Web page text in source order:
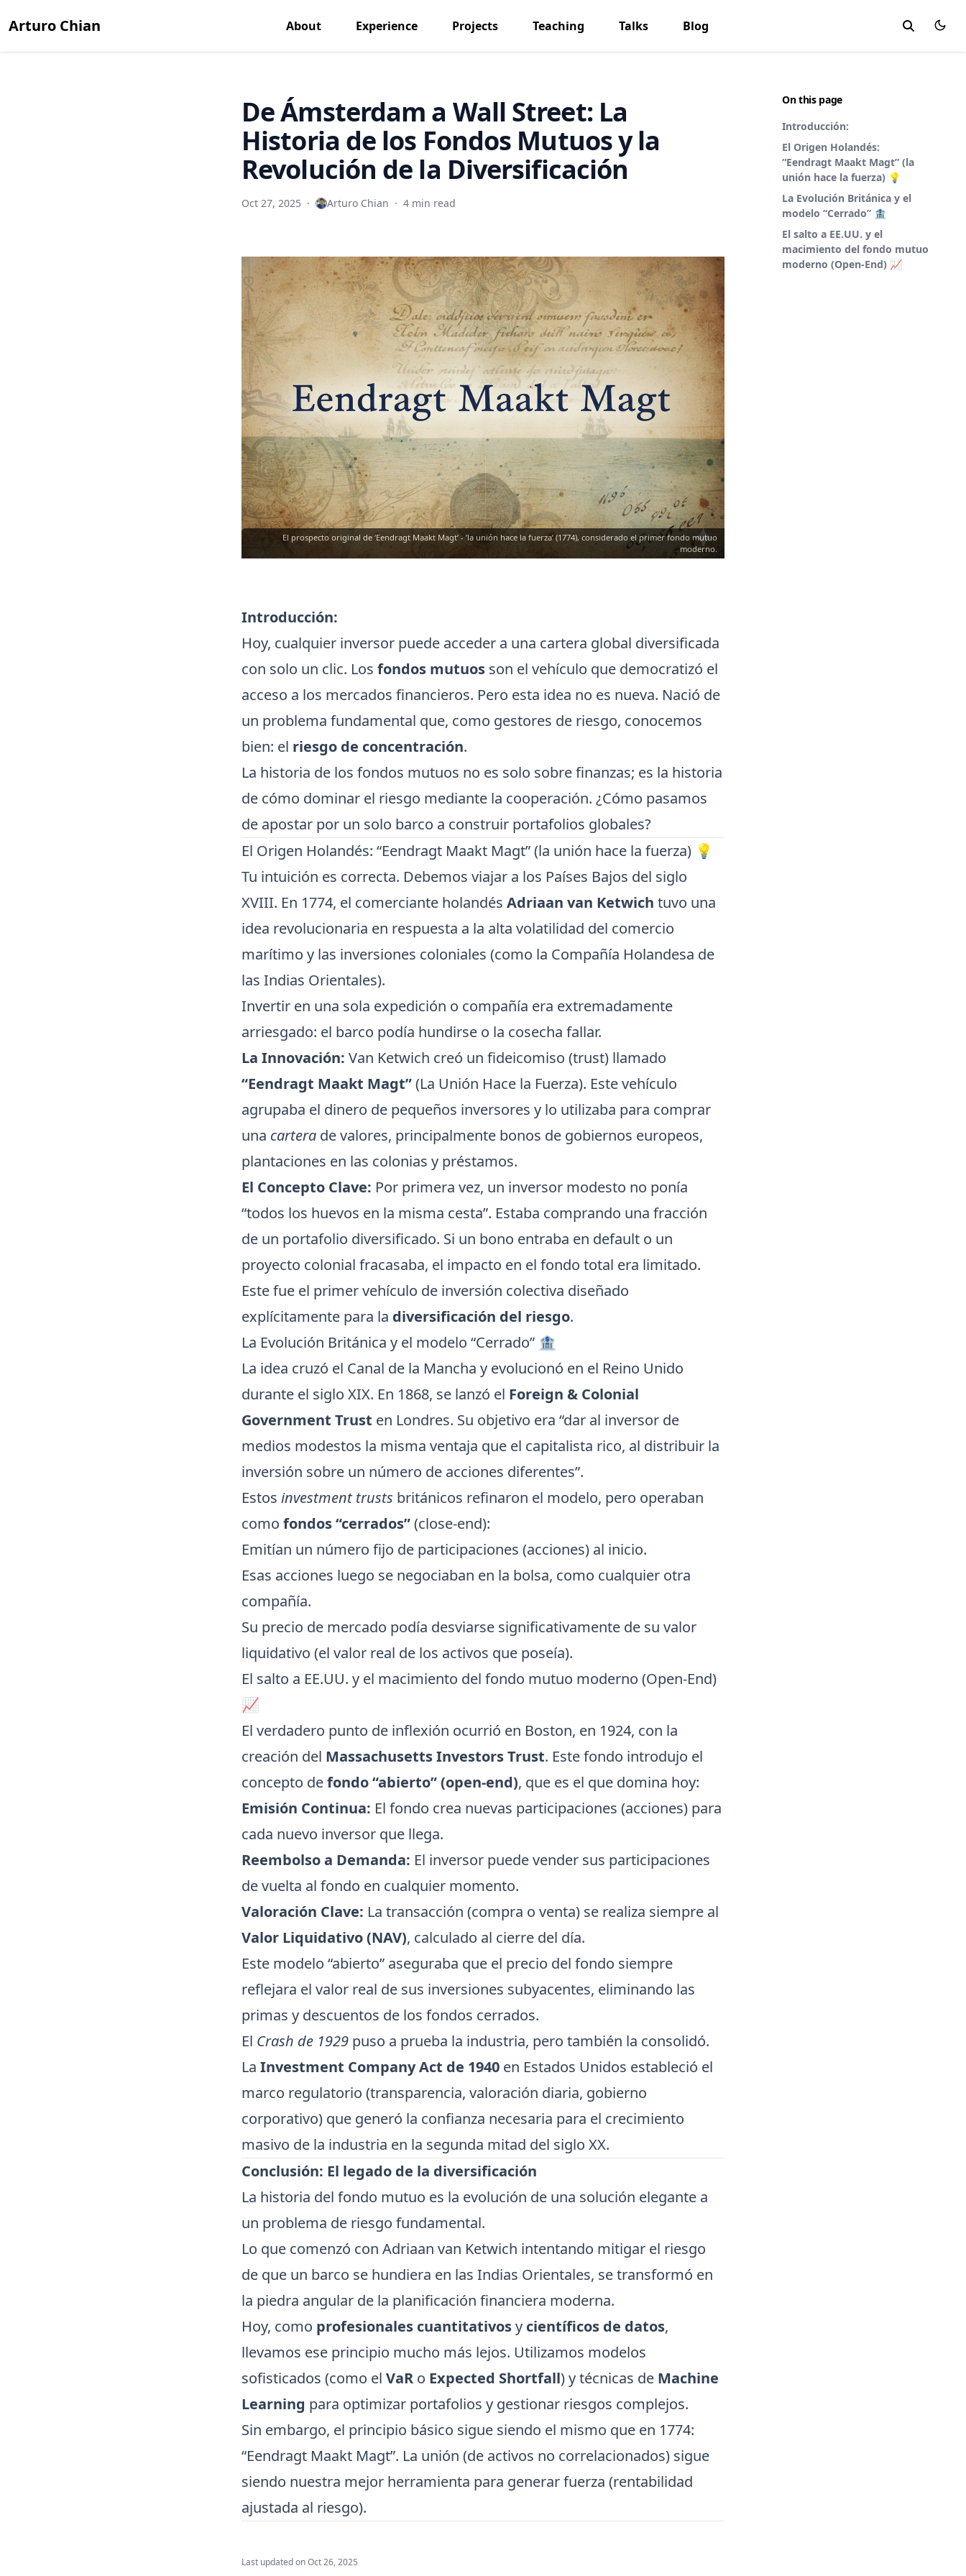
Arturo Chian About Experience Projects Teaching Talks Blog
On this page
Introducción:
El Origen Holandés:
“Eendragt Maakt Magt” (la
unión hace la fuerza) 💡
La Evolución Británica y el
modelo “Cerrado” 🏦
El salto a EE.UU. y el
macimiento del fondo mutuo
moderno (Open-End) 📈
De Ámsterdam a Wall Street: La
Historia de los Fondos Mutuos y la
Revolución de la Diversificación
Oct 27, 2025 · Arturo Chian · 4 min read
El prospecto original de ‘Eendragt Maakt Magt’ - ’la unión hace la fuerza’ (1774), considerado el primer fondo mutuo
moderno.
Introducción:
Hoy, cualquier inversor puede acceder a una cartera global diversificada
con solo un clic. Los fondos mutuos son el vehículo que democratizó el
acceso a los mercados financieros. Pero esta idea no es nueva. Nació de
un problema fundamental que, como gestores de riesgo, conocemos
bien: el riesgo de concentración.
La historia de los fondos mutuos no es solo sobre finanzas; es la historia
de cómo dominar el riesgo mediante la cooperación. ¿Cómo pasamos
de apostar por un solo barco a construir portafolios globales?
El Origen Holandés: “Eendragt Maakt Magt” (la unión hace la fuerza) 💡
Tu intuición es correcta. Debemos viajar a los Países Bajos del siglo
XVIII. En 1774, el comerciante holandés Adriaan van Ketwich tuvo una
idea revolucionaria en respuesta a la alta volatilidad del comercio
marítimo y las inversiones coloniales (como la Compañía Holandesa de
las Indias Orientales).
Invertir en una sola expedición o compañía era extremadamente
arriesgado: el barco podía hundirse o la cosecha fallar.
La Innovación: Van Ketwich creó un fideicomiso (trust) llamado
“Eendragt Maakt Magt”(La Unión Hace la Fuerza). Este vehículo
agrupaba el dinero de pequeños inversores y lo utilizaba para comprar
una cartera de valores, principalmente bonos de gobiernos europeos,
plantaciones en las colonias y préstamos.
El Concepto Clave: Por primera vez, un inversor modesto no ponía
“todos los huevos en la misma cesta”. Estaba comprando una fracción
de un portafolio diversificado. Si un bono entraba en default o un
proyecto colonial fracasaba, el impacto en el fondo total era limitado.
Este fue el primer vehículo de inversión colectiva diseñado
explícitamente para la diversificación del riesgo.
La Evolución Británica y el modelo “Cerrado” 🏦
La idea cruzó el Canal de la Mancha y evolucionó en el Reino Unido
durante el siglo XIX. En 1868, se lanzó el Foreign & Colonial
Government Trust en Londres. Su objetivo era “dar al inversor de
medios modestos la misma ventaja que el capitalista rico, al distribuir la
inversión sobre un número de acciones diferentes”.
Estos investment trusts británicos refinaron el modelo, pero operaban
como fondos “cerrados”(close-end):
Emitían un número fijo de participaciones (acciones) al inicio.
Esas acciones luego se negociaban en la bolsa, como cualquier otra
compañía.
Su precio de mercado podía desviarse significativamente de su valor
liquidativo (el valor real de los activos que poseía).
El salto a EE.UU. y el macimiento del fondo mutuo moderno (Open-End)
📈
El verdadero punto de inflexión ocurrió en Boston, en 1924, con la
creación del Massachusetts Investors Trust. Este fondo introdujo el
concepto defondo “abierto” (open-end), que es el que domina hoy:
Emisión Continua: El fondo crea nuevas participaciones (acciones) para
cada nuevo inversor que llega.
Reembolso a Demanda: El inversor puede vender sus participaciones
de vuelta al fondo en cualquier momento.
Valoración Clave: La transacción (compra o venta) se realiza siempre al
Valor Liquidativo (NAV), calculado al cierre del día.
Este modelo “abierto” aseguraba que el precio del fondo siempre
reflejara el valor real de sus inversiones subyacentes, eliminando las
primas y descuentos de los fondos cerrados.
El Crash de 1929 puso a prueba la industria, pero también la consolidó.
La Investment Company Act de 1940 en Estados Unidos estableció el
marco regulatorio (transparencia, valoración diaria, gobierno
corporativo) que generó la confianza necesaria para el crecimiento
masivo de la industria en la segunda mitad del siglo XX.
Conclusión: El legado de la diversificación
La historia del fondo mutuo es la evolución de una solución elegante a
un problema de riesgo fundamental.
Lo que comenzó con Adriaan van Ketwich intentando mitigar el riesgo
de que un barco se hundiera en las Indias Orientales, se transformó en
la piedra angular de la planificación financiera moderna.
Hoy, como profesionales cuantitativosy científicos de datos,
llevamos ese principio mucho más lejos. Utilizamos modelos
sofisticados (como el VaR o Expected Shortfall) y técnicas de Machine
Learning para optimizar portafolios y gestionar riesgos complejos.
Sin embargo, el principio básico sigue siendo el mismo que en 1774:
“Eendragt Maakt Magt”. La unión (de activos no correlacionados) sigue
siendo nuestra mejor herramienta para generar fuerza (rentabilidad
ajustada al riesgo).
Last updated onOct 26, 2025